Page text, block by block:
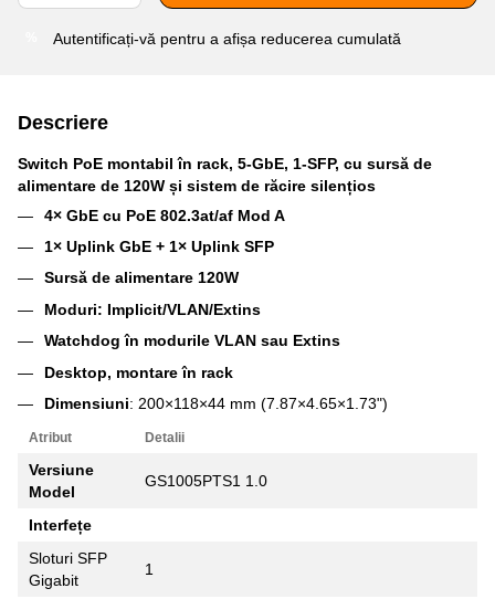
Autentificați-vă pentru a afișa reducerea cumulată
Descriere
Switch PoE montabil în rack, 5-GbE, 1-SFP, cu sursă de
alimentare de 120W și sistem de răcire silențios
4× GbE cu PoE 802.3at/af Mod A
1× Uplink GbE + 1× Uplink SFP
Sursă de alimentare 120W
Moduri: Implicit/VLAN/Extins
Watchdog în modurile VLAN sau Extins
Desktop, montare în rack
Dimensiuni: 200×118×44 mm (7.87×4.65×1.73")
Atribut Detalii
Versiune
Model
GS1005PTS1 1.0
Interfețe
Sloturi SFP
Gigabit
1